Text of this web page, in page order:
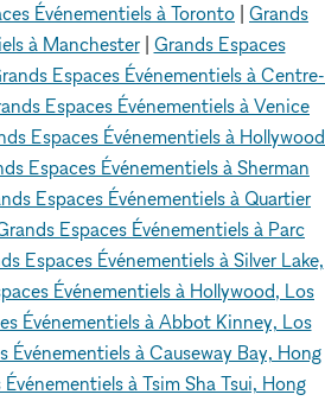
Événementiels à Toronto Grands
à Manchester| Grands Espaces
Espaces Événementiels à Centre-
Espaces Événementiels à Venice
Espaces Événementiels à Hollywood
Espaces Événementiels à Sherman
Espaces Événementiels à Quartier
Espaces Événementiels à Parc
Espaces Événementiels à Silver Lake,
Événementiels à Hollywood, Los
Événementiels à Abbot Kinney, Los
Événementiels à Causeway Bay, Hong
à Tsim Sha Tsui, Hong